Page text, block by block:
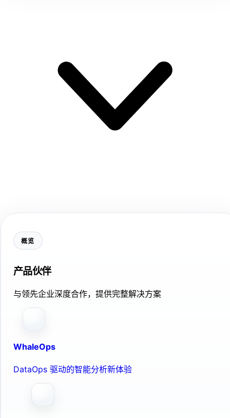
概览
产品伙伴
与领先企业深度合作，提供完整解决方案
WhaleOps
DataOps 驱动的智能分析新体验